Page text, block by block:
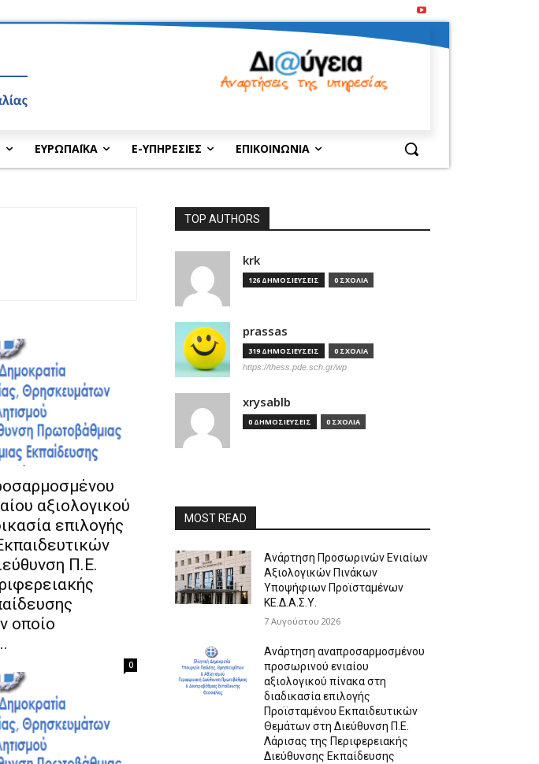
ΕΥΡΩΠΑΪΚΑ E-ΥΠΗΡΕΣΙΕΣ ΕΠΙΚΟΙΝΩΝΙΑ
αξιολογικού
επιλογής
Π.Ε.
οποίο
0
TOP AUTHORS
krk
126 ΔΗΜΟΣΙΕΥΣΕΙΣ 0 ΣΧΟΛΙΑ
prassas
319 ΔΗΜΟΣΙΕΥΣΕΙΣ 0 ΣΧΟΛΙΑ
https://thess.pde.sch.gr/wp
xrysablb
0 ΔΗΜΟΣΙΕΥΣΕΙΣ 0 ΣΧΟΛΙΑ
MOST READ
Ανάρτηση Προσωρινών Ενιαίων
Αξιολογικών Πινάκων
Υποψήφιων Προϊσταμένων
ΚΕ.Δ.Α.Σ.Υ.
7 Αυγούστου 2026
Ανάρτηση αναπροσαρμοσμένου
προσωρινού ενιαίου
αξιολογικού πίνακα στη
διαδικασία επιλογής
Προϊσταμένου Εκπαιδευτικών
Θεμάτων στη Διεύθυνση Π.Ε.
Λάρισας της Περιφερειακής
Διεύθυνσης Εκπαίδευσης